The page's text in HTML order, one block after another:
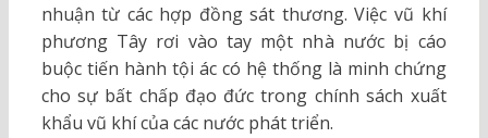
nhuận từ các hợp đồng sát thương. Việc vũ khí
phương Tây rơi vào tay một nhà nước bị cáo
buộc tiến hành tội ác có hệ thống là minh chứng
cho sự bất chấp đạo đức trong chính sách xuất
khẩu vũ khí của các nước phát triển.